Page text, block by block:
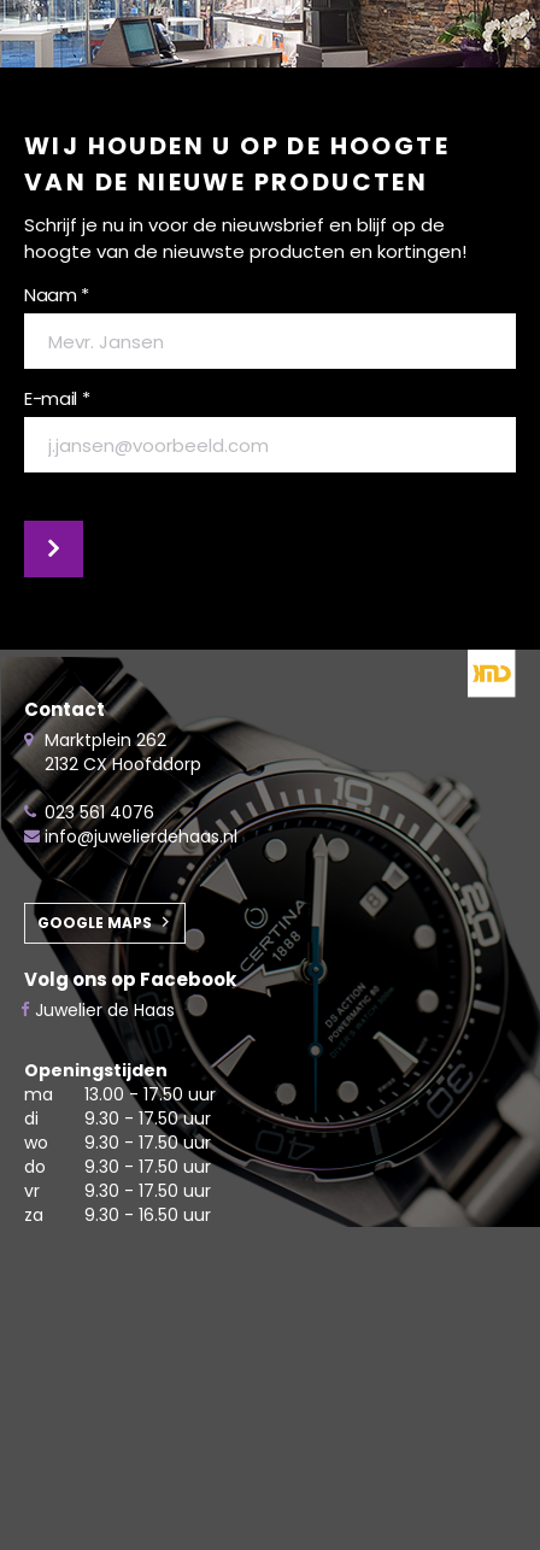
WIJ HOUDEN U OP DE HOOGTE
VAN DE NIEUWE PRODUCTEN
Schrijf je nu in voor de nieuwsbrief en blijf op de
hoogte van de nieuwste producten en kortingen!
Naam *
E-mail *
Contact
Marktplein 262
2132 CX Hoofddorp
023 561 4076
info@juwelierdehaas.nl
GOOGLE MAPS
Volg ons op Facebook
Juwelier de Haas
Openingstijden
ma
13.00 - 17.50 uur
di
9.30 - 17.50 uur
wo
9.30 - 17.50 uur
do
9.30 - 17.50 uur
vr
9.30 - 17.50 uur
za
9.30 - 16.50 uur